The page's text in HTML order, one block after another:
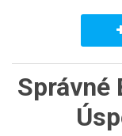
Správné